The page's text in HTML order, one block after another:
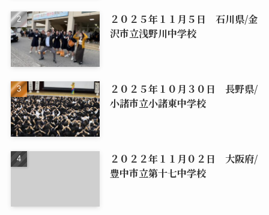
２０２５年１１月５日 石川県/金
沢市立浅野川中学校
２０２５年１０月３０日 長野県/
小諸市立小諸東中学校
２０２２年１１月０２日 大阪府/
豊中市立第十七中学校